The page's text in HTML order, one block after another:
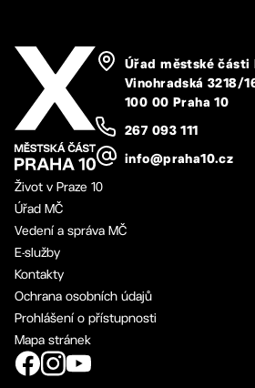
Úřad městské části
Vinohradská 3218/
100 00 Praha 10
267 093 111
info@praha10.cz
Život v Praze 10
Úřad MČ
Vedení a správa MČ
E-služby
Kontakty
Ochrana osobních údajů
Prohlášení o přístupnosti
Mapa stránek